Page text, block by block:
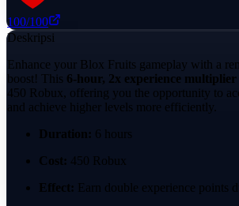
100/100
Deskripsi
Enhance your Blox Fruits gameplay with a
boost! This 6-hour, 2x experience multiplier
450 Robux, offering you the opportunity to
and achieve higher levels more efficiently.
Duration: 6 hours
Cost: 450 Robux
Effect: Earn double experience points